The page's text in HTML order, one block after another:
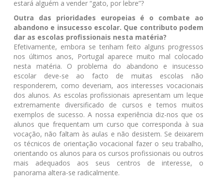
estará alguém a vender “gato, por lebre”?
Outra das prioridades europeias é o combate ao
abandono e insucesso escolar. Que contributo podem
dar as escolas profissionais nesta matéria?
Efetivamente, embora se tenham feito alguns progressos
nos últimos anos, Portugal aparece muito mal colocado
nesta matéria. O problema do abandono e insucesso
escolar deve-se ao facto de muitas escolas não
responderem, como deveriam, aos interesses vocacionais
dos alunos. As escolas profissionais apresentam um leque
extremamente diversificado de cursos e temos muitos
exemplos de sucesso. A nossa experiência diz-nos que os
alunos que frequentam um curso que corresponda à sua
vocação, não faltam às aulas e não desistem. Se deixarem
os técnicos de orientação vocacional fazer o seu trabalho,
orientando os alunos para os cursos profissionais ou outros
mais adequados aos seus centros de interesse, o
panorama altera-se radicalmente.